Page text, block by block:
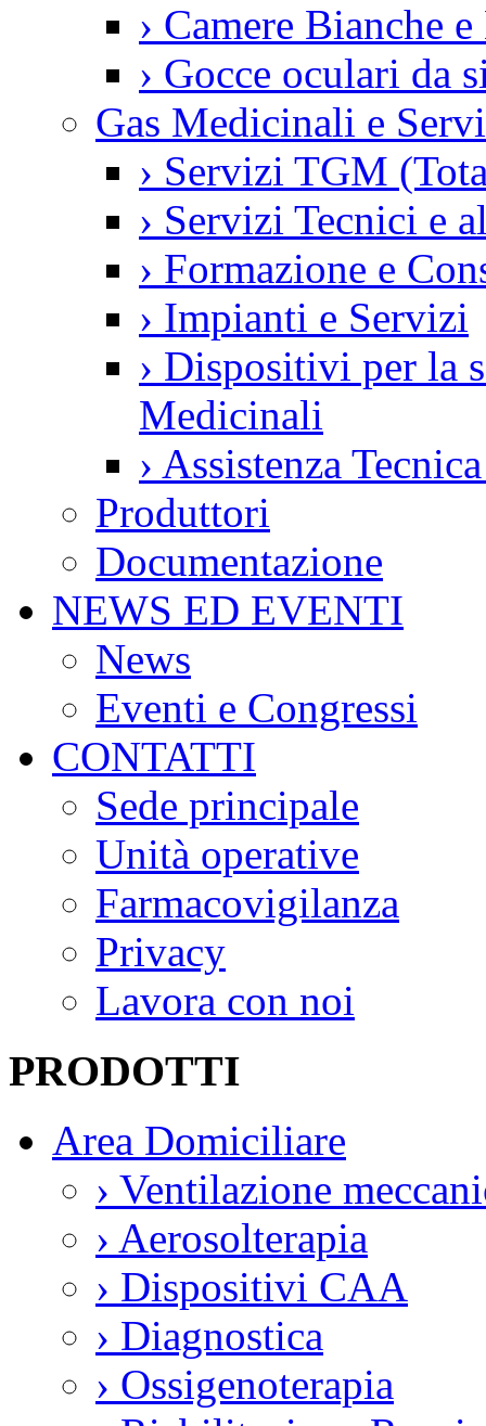
› Camere Bianche
› Gocce oculari da
Gas Medicinali e
› Servizi TGM
› Servizi Tecnici e
› Formazione e
› Impianti e Servizi
› Dispositivi per la
Medicinali
› Assistenza
Produttori
Documentazione
NEWS ED EVENTI
News
Eventi e Congressi
CONTATTI
Sede principale
Unità operative
Farmacovigilanza
Privacy
Lavora con noi
PRODOTTI
Area Domiciliare
› Ventilazione
› Aerosolterapia
› Dispositivi CAA
› Diagnostica
› Ossigenoterapia